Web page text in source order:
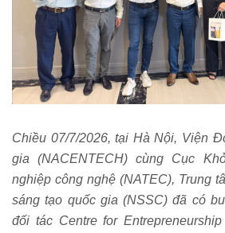
Chiều 07/7/2026, tại Hà Nội, Viện
gia (NACENTECH) cùng Cục
nghiệp công nghệ (NATEC), Trung
sáng tạo quốc gia (NSSC) đã có
đối tác Centre for